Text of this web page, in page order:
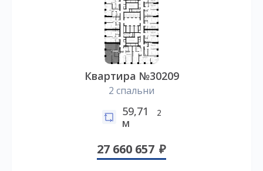
Квартира №30209
2 спальни
59,71
м
2
27 660 657